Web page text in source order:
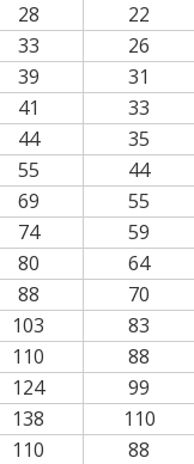
28 22
33 26
39 31
41 33
44 35
55 44
69 55
74 59
80 64
88 70
103 83
110 88
124 99
138 110
110 88